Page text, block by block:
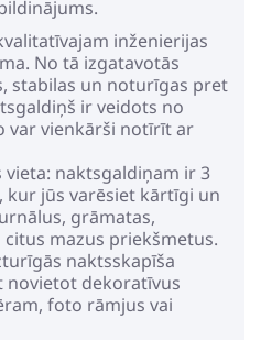
inženierijas
No tā izgatavotās
stabilas un noturīgas pret
ir veidots no
var vienkārši notīrīt ar
vieta: naktsgaldiņam ir 3
kur jūs varēsiet kārtīgi un
grāmatas,
mazus priekšmetus.
naktsskapīša
novietot dekoratīvus
foto rāmjus vai